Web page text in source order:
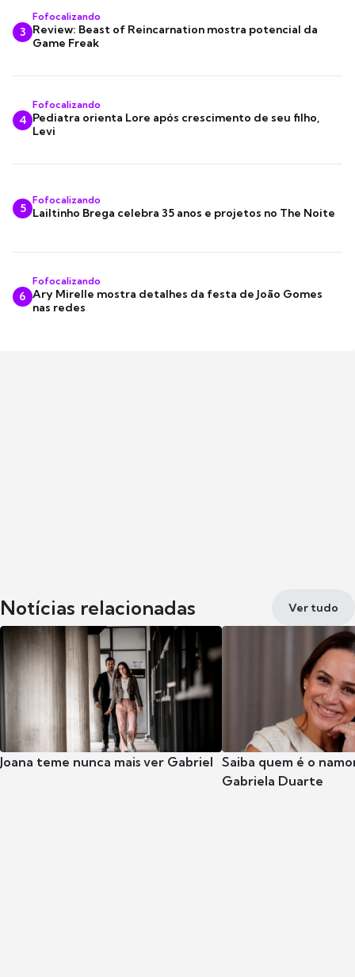
3
Fofocalizando
Review: Beast of Reincarnation mostra potencial da
Game Freak
4
Fofocalizando
Pediatra orienta Lore após crescimento de seu filho,
Levi
5
Fofocalizando
Lailtinho Brega celebra 35 anos e projetos no The Noite
6
Fofocalizando
Ary Mirelle mostra detalhes da festa de João Gomes
nas redes
Notícias relacionadas Ver tudo
Joana teme nunca mais ver Gabriel Saiba quem é o
Gabriela Duarte